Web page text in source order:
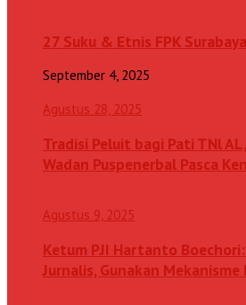
27 Suku & Etnis FPK
September 4, 2025
Agustus 28, 2025
Tradisi Peluit bagi Pati TNl
Wadan Puspenerbal Pasca
Agustus 9, 2025
Ketum PJI Hartanto
Jurnalis, Gunakan Mekanisme